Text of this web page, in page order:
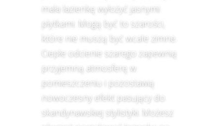
mała łazienkę wyłożyć jasnymi
płytkami. Mogą być to szarości,
które nie muszą być wcale zimne.
Ciepłe odcienie szarego zapewnią
przyjemną atmosferę w
pomieszczeniu i pozostawią
nowoczesny efekt pasujący do
skandynawskiej stylistyki. Możesz